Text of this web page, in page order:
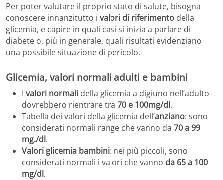
Per poter valutare il proprio stato di salute, bisogna
conoscere innanzitutto i valori di riferimento della
glicemia, e capire in quali casi si inizia a parlare di
diabete o, più in generale, quali risultati evidenziano
una possibile situazione di pericolo.
Glicemia, valori normali adulti e bambini
I valori normali della glicemia a digiuno nell’adulto
dovrebbero rientrare tra 70 e 100mg/dl.
Tabella dei valori della glicemia dell’anziano: sono
considerati normali range che vanno da 70 a 99
mg./dl.
Valori glicemia bambini: nei più piccoli, sono
considerati normali i valori che vanno da 65 a 100
mg/dl.